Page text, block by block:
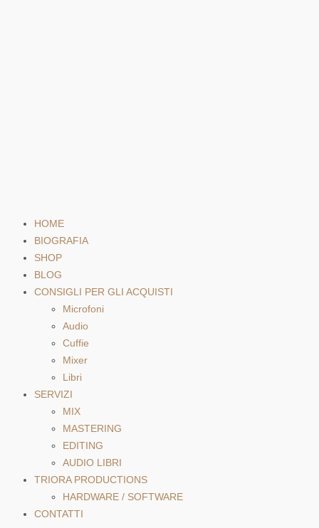
HOME
BIOGRAFIA
SHOP
BLOG
CONSIGLI PER GLI ACQUISTI
Microfoni
Audio
Cuffie
Mixer
Libri
SERVIZI
MIX
MASTERING
EDITING
AUDIO LIBRI
TRIORA PRODUCTIONS
HARDWARE / SOFTWARE
CONTATTI